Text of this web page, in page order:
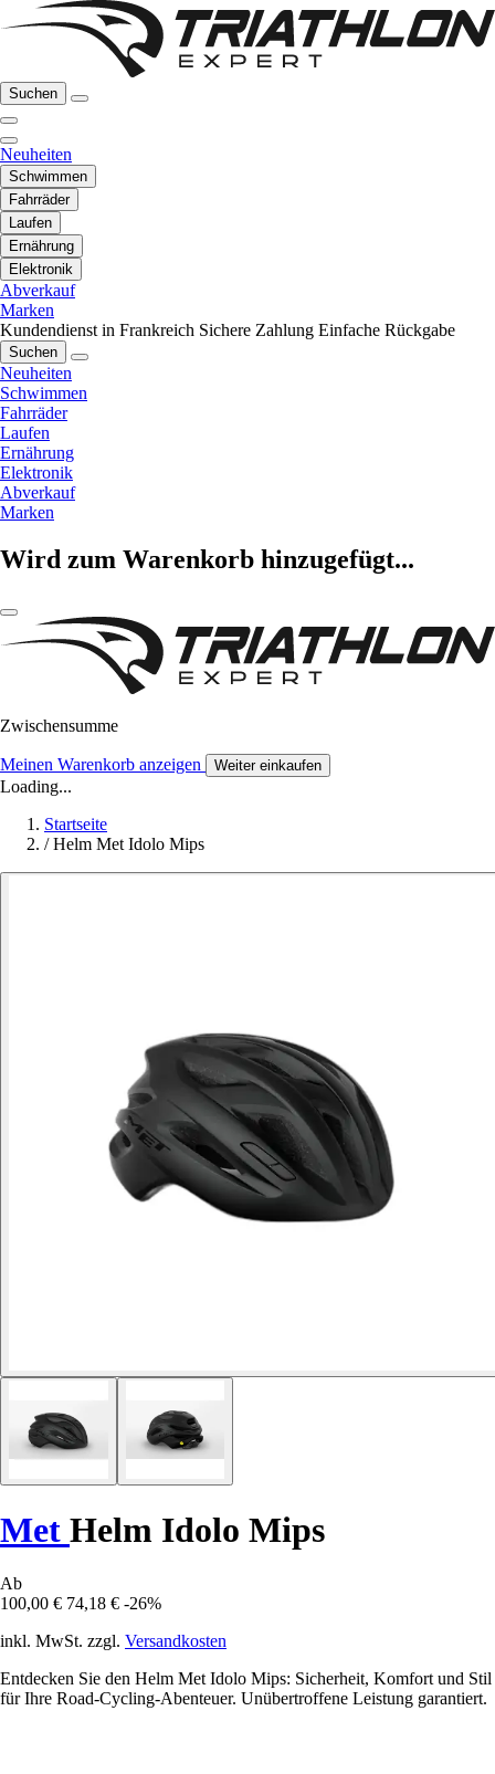
Suchen
Neuheiten
Schwimmen
Fahrräder
Laufen
Ernährung
Elektronik
Abverkauf
Marken
Kundendienst in Frankreich Sichere Zahlung Einfache Rückgabe
Suchen
Neuheiten
Schwimmen
Fahrräder
Laufen
Ernährung
Elektronik
Abverkauf
Marken
Wird zum Warenkorb hinzugefügt...
Zwischensumme
Meinen Warenkorb anzeigen Weiter einkaufen
Loading...
Startseite
/ Helm Met Idolo Mips
Met Helm Idolo Mips
Ab
100,00 € 74,18 € -26%
inkl. MwSt. zzgl. Versandkosten
Entdecken Sie den Helm Met Idolo Mips: Sicherheit, Komfort und Stil
für Ihre Road-Cycling-Abenteuer. Unübertroffene Leistung garantiert.